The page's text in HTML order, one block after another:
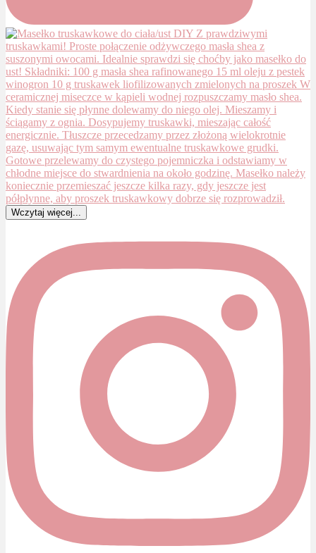
Wczytaj więcej...